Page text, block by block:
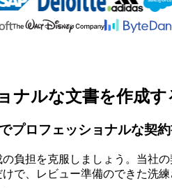
ナルな文書を作成
プロフェッショナルな契
負担を克服しましょう。当社
で、レビュー準備のできた洗